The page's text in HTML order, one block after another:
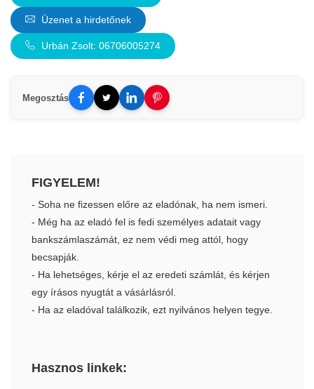
Üzenet a hirdetőnek
Urbán Zsolt: 06706005274
Megosztás
FIGYELEM!
- Soha ne fizessen előre az eladónak, ha nem ismeri.
- Még ha az eladó fel is fedi személyes adatait vagy
bankszámlaszámát, ez nem védi meg attól, hogy
becsapják.
- Ha lehetséges, kérje el az eredeti számlát, és kérjen
egy írásos nyugtát a vásárlásról.
- Ha az eladóval találkozik, ezt nyilvános helyen tegye.
Hasznos linkek: